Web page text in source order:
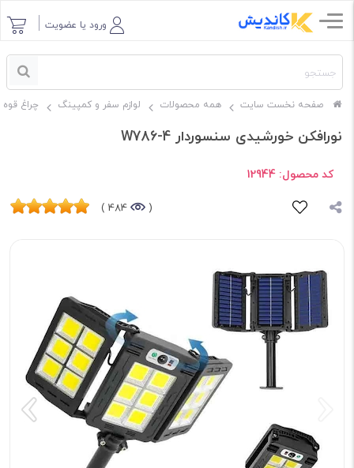
ورود یا عضویت
صفحه نخست سایت همه محصولات لوازم سفر و کمپینگ چراغ قوه
نورافکن خورشیدی سنسوردار W786-4
کد محصول: 12944
(
484 )